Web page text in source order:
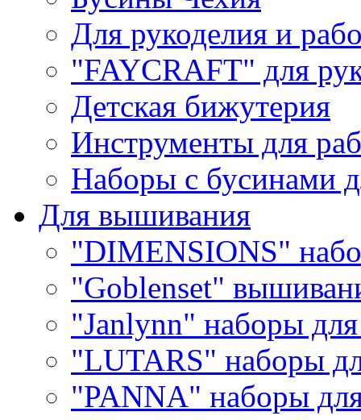
Для рукоделия и
"FAYCRAFT" для
Детская бижутерия
Инструменты для
Наборы с бусинами
Для вышивания
"DIMENSIONS"
"Goblenset"
"Janlynn" наборы
"LUTARS" наборы
"PANNA" наборы